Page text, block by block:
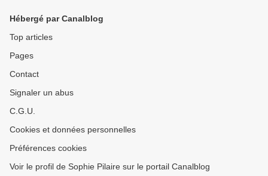
Hébergé par Canalblog
Top articles
Pages
Contact
Signaler un abus
C.G.U.
Cookies et données personnelles
Préférences cookies
Voir le profil de Sophie Pilaire sur le portail Canalblog